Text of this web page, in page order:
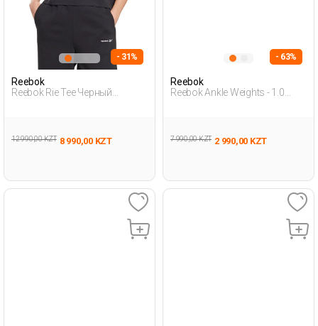
- 31%
Reebok
Reebok Rie Tee Черный
12 990,00 KZT 8 990,00 KZT
- 63%
Reebok
Reebok Ankle Weights - 1.0
7 990,00 KZT 2 990,00 KZT